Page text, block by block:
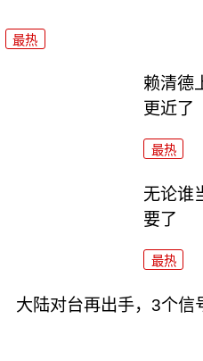
最热
赖清德
更近了
最热
无论谁
要了
最热
大陆对台再出手，3个信